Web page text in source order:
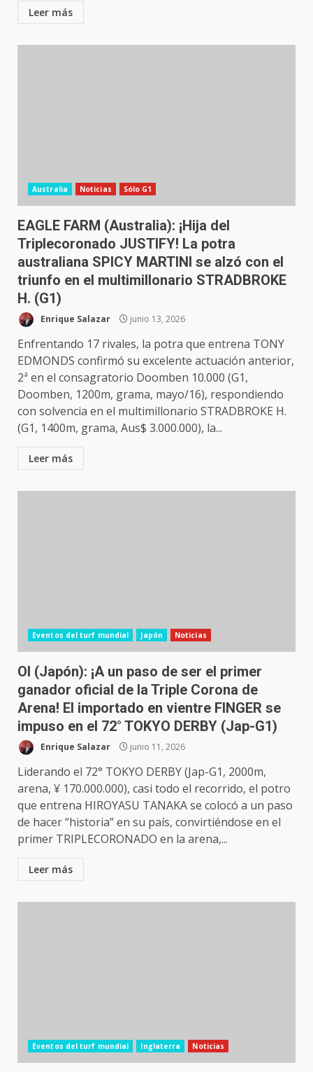
Leer más
Australia Noticias Sólo G1
EAGLE FARM (Australia): ¡Hija del
Triplecoronado JUSTIFY! La potra
australiana SPICY MARTINI se alzó con el
triunfo en el multimillonario STRADBROKE
H. (G1)
Enrique Salazar junio 13, 2026
Enfrentando 17 rivales, la potra que entrena TONY
EDMONDS confirmó su excelente actuación anterior,
2ª en el consagratorio Doomben 10.000 (G1,
Doomben, 1200m, grama, mayo/16), respondiendo
con solvencia en el multimillonario STRADBROKE H.
(G1, 1400m, grama, Aus$ 3.000.000), la...
Leer más
Eventos del turf mundial Japón Noticias
OI (Japón): ¡A un paso de ser el primer
ganador oficial de la Triple Corona de
Arena! El importado en vientre FINGER se
impuso en el 72° TOKYO DERBY (Jap-G1)
Enrique Salazar junio 11, 2026
Liderando el 72° TOKYO DERBY (Jap-G1, 2000m,
arena, ¥ 170.000.000), casi todo el recorrido, el potro
que entrena HIROYASU TANAKA se colocó a un paso
de hacer “historia” en su país, convirtiéndose en el
primer TRIPLECORONADO en la arena,...
Leer más
Eventos del turf mundial Inglaterra Noticias